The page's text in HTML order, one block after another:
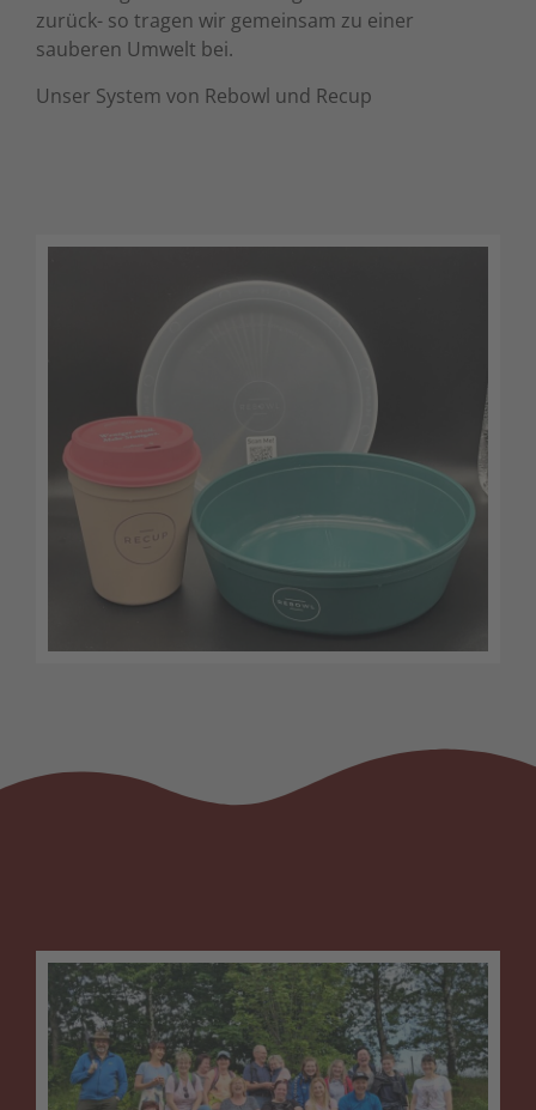
zurück- so tragen wir gemeinsam zu einer
sauberen Umwelt bei.
Unser System von Rebowl und Recup